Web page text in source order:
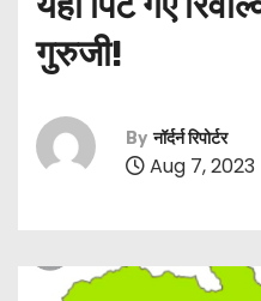
गुरुजी!
By नॉर्दर्न रिपोर्टर
Aug 7, 2023